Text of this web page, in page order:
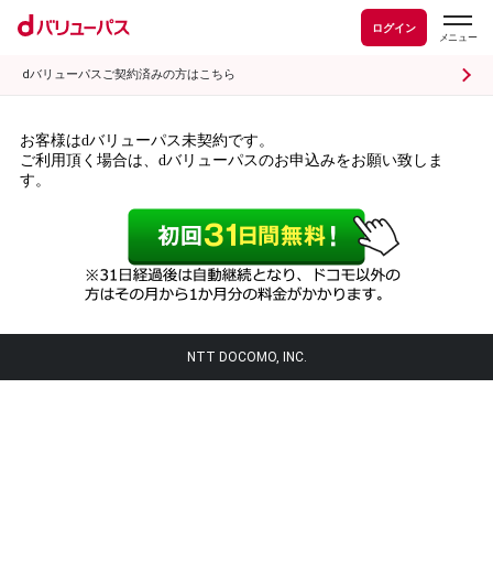
ログイン
dバリューパスご契約済みの方はこちら
お客様はdバリューパス未契約です。
ご利用頂く場合は、dバリューパスのお申込みをお願い致しま
す。
NTT DOCOMO, INC.